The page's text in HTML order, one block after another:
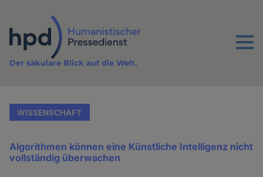
Inhalt
Menu
Der säkulare Blick auf die Welt.
WISSENSCHAFT
Algorithmen können eine Künstliche Intelligenz nicht
vollständig überwachen